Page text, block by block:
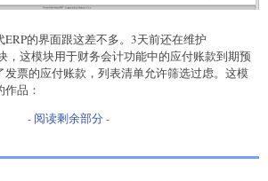
的界面跟这差不多。3天前还在维护
，这模块用于财务会计功能中的应付账款到期预
票的应付账款，列表清单允许筛选过虑。这模
品：
- 阅读剩余部分 -